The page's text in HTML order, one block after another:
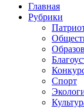
Промотать
содержимому
Главная
Рубрики
Спорт